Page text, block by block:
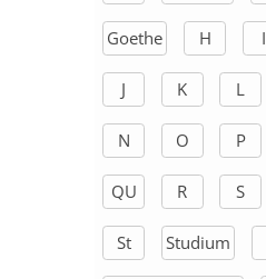
Goethe H I
J K L
N O P
QU R S
St Studium